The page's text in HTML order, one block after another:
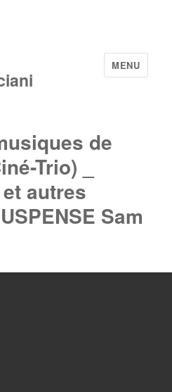
MENU
de
Trio) _
et autres
Sam